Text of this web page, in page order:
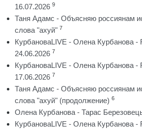
16.07.2026 9
Таня Адамс - Объясняю россиянам
слова "ахуй" 7
КурбановаLIVE - Олена Курбанова -
24.06.2026 7
КурбановаLIVE - Олена Курбанова -
17.06.2026 7
Таня Адамс - Объясняю россиянам
слова "ахуй" (продолжение) 6
Олена Курбанова - Тарас
КурбановаLIVE - Олена Курбанова -